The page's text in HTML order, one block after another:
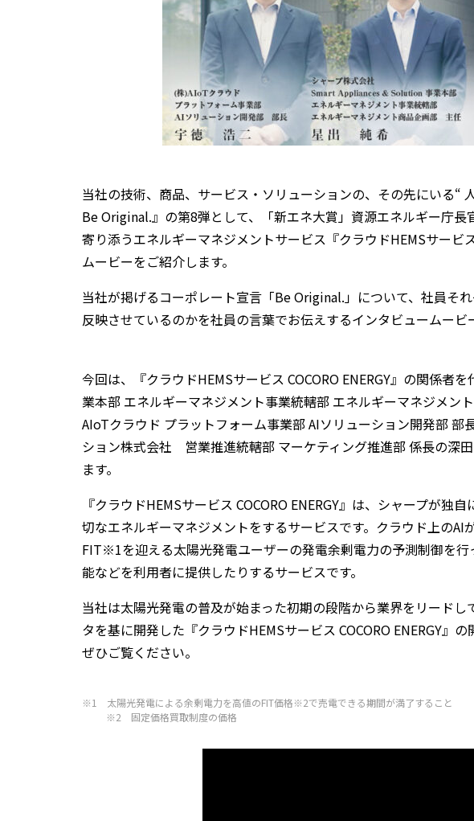
当社の技術、商品、サービス・ソリューションの、その先にいる“
Be Original.』の第8弾として、「新エネ大賞」資源エネルギー庁
寄り添うエネルギーマネジメントサービス『クラウドHEMSサービ
ムービーをご紹介します。
当社が掲げるコーポレート宣言「Be Original.」について、社員そ
反映させているのかを社員の言葉でお伝えするインタビュームービ
今回は、『クラウドHEMSサービス COCORO ENERGY』の関係
業本部 エネルギーマネジメント事業統轄部 エネルギーマネジメン
AIoTクラウド プラットフォーム事業部 AIソリューション開発部 部
ション株式会社 営業推進統轄部 マーケティング推進部 係長の深
ます。
『クラウドHEMSサービス COCORO ENERGY』は、シャープが独
切なエネルギーマネジメントをするサービスです。クラウド上のAI
FIT※1を迎える太陽光発電ユーザーの発電余剰電力の予測制御を
能などを利用者に提供したりするサービスです。
当社は太陽光発電の普及が始まった初期の段階から業界をリード
タを基に開発した『クラウドHEMSサービス COCORO ENERGY』
ぜひご覧ください。
※1
太陽光発電による余剰電力を高値のFIT価格※2で売電できる期間が満了すること
※2 固定価格買取制度の価格